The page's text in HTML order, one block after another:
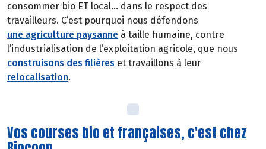
consommer bio ET local… dans le respect des
travailleurs. C’est pourquoi nous défendons
une agriculture paysanne à taille humaine, contre
l’industrialisation de l’exploitation agricole, que nous
construisons des filières et travaillons à leur
relocalisation.
Vos courses bio et françaises, c'est chez